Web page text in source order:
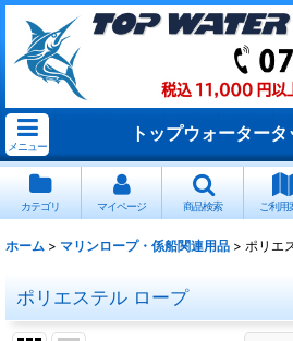
メニュー
トップウォーター
カテゴリ マイページ 商品検索 ご利用
ホーム > マリンロープ・係船関連用品 > ポリエ
ポリエステル ロープ